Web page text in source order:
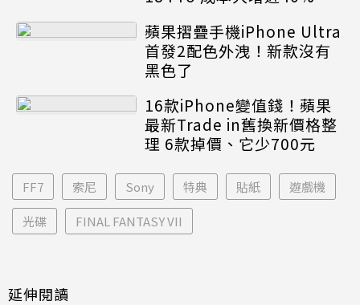
蘋果摺疊手機iPhone Ultra
首發2配色外洩！新款沒有
黑色了
16款iPhone變值錢！蘋果
最新Trade in舊換新價格整
理 6款掉價、它少700元
FF7 索尼 Sony 特典 貼紙 遊戲機
光碟 FINAL FANTASY VII
延伸閱讀